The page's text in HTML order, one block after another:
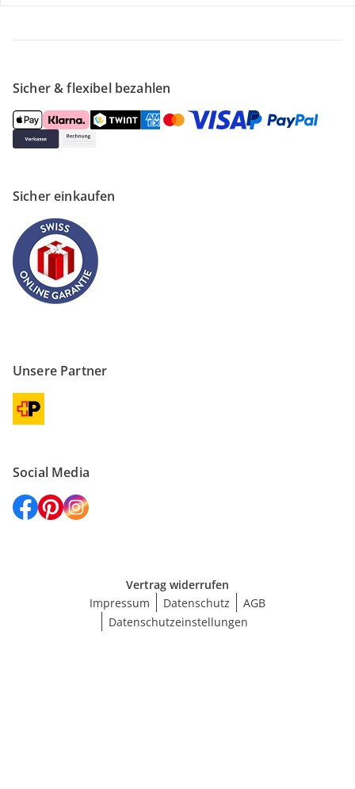
Sicher & flexibel bezahlen
Sicher einkaufen
Unsere Partner
Social Media
Vertrag widerrufen
Impressum
Datenschutz
AGB
Datenschutzeinstellungen